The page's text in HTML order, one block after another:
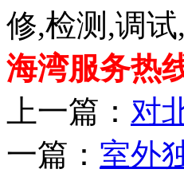
修,检测,调
海湾服务热
上一篇： 对
一篇： 室外